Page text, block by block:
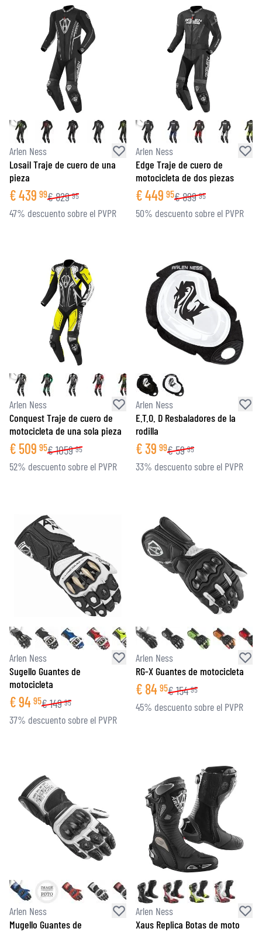
Arlen Ness
Losail Traje de cuero de una
pieza
€439 99€829 95
47% descuento sobre el PVPR
Arlen Ness
Edge Traje de cuero de
motocicleta de dos piezas
€449 95€899 95
50% descuento sobre el PVPR
Arlen Ness
Conquest Traje de cuero de
motocicleta de una sola pieza
€ 509 95€1059 95
52% descuento sobre el PVPR
Arlen Ness
E.T.O. D Resbaladores de la
rodilla
€39 99€59 95
33% descuento sobre el PVPR
Arlen Ness
Sugello Guantes de
motocicleta
€94 95€149 95
37% descuento sobre el PVPR
Arlen Ness
RG-X Guantes de motocicleta
€ 84 95€154 95
45% descuento sobre el PVPR
Arlen Ness
Mugello Guantes de
Arlen Ness
Xaus Replica Botas de moto